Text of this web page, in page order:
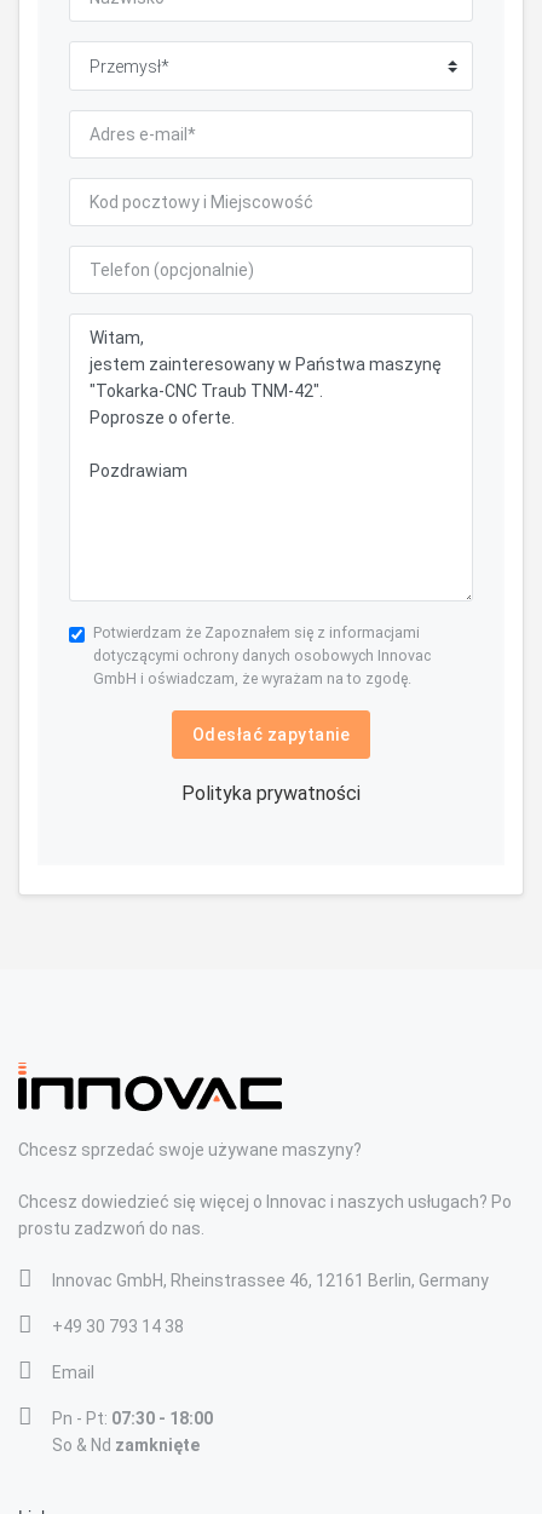
Potwierdzam że Zapoznałem się z informacjami
dotyczącymi ochrony danych osobowych Innovac
GmbH i oświadczam, że wyrażam na to zgodę.
Odesłać zapytanie
Polityka prywatności
Chcesz sprzedać swoje używane maszyny?
Chcesz dowiedzieć się więcej o Innovac i naszych usługach? Po
prostu zadzwoń do nas.
Innovac GmbH, Rheinstrassee 46, 12161 Berlin, Germany
+49 30 793 14 38
Email
Pn - Pt: 07:30 - 18:00
So & Nd zamknięte